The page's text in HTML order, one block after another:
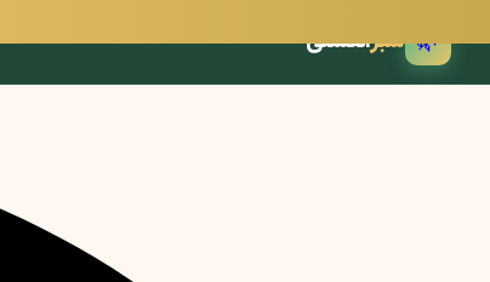
🌿 سبزانگشتی